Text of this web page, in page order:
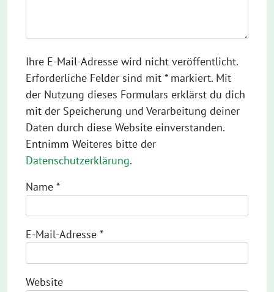
Ihre E-Mail-Adresse wird nicht veröffentlicht.
Erforderliche Felder sind mit * markiert. Mit
der Nutzung dieses Formulars erklärst du dich
mit der Speicherung und Verarbeitung deiner
Daten durch diese Website einverstanden.
Entnimm Weiteres bitte der
Datenschutzerklärung.
Name *
E-Mail-Adresse *
Website